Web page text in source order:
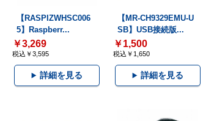
【RASPIZWHSC006
5】Raspberr...
￥3,269
税込￥3,595
詳細を見る
【MR-CH9329EMU-U
SB】USB接続版...
￥1,500
税込￥1,650
詳細を見る